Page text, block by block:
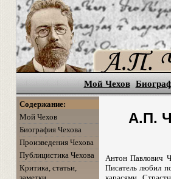
Мой Чехов
Содержание:
Мой Чехов
Биография Чехова
Произведения Чехова
Публицистика Чехова
Критика, статьи,
А.П.
Антон Павлович
Писатель любил